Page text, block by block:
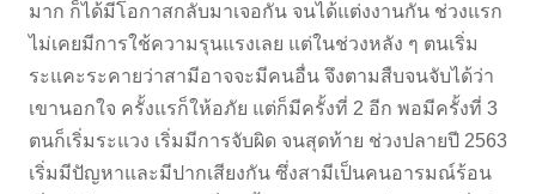
มาก ก็ได้มีโอกาสกลับมาเจอกัน จนได้แต่งงานกัน ช่วงแรก
ไม่เคยมีการใช้ความรุนแรงเลย แต่ในช่วงหลัง ๆ ตนเริ่ม
ระแคะระคายว่าสามีอาจจะมีคนอื่น จึงตามสืบจนจับได้ว่า
เขานอกใจ ครั้งแรก็ให้อภัย แต่ก็มีครั้งที่ 2 อีก พอมีครั้งที่ 3
ตนก็เริ่มระแวง เริ่มมีการจับผิด จนสุดท้าย ช่วงปลายปี 2563
เริ่มมีปัญหาและมีปากเสียงกัน ซึ่งสามีเป็นคนอารมณ์ร้อน